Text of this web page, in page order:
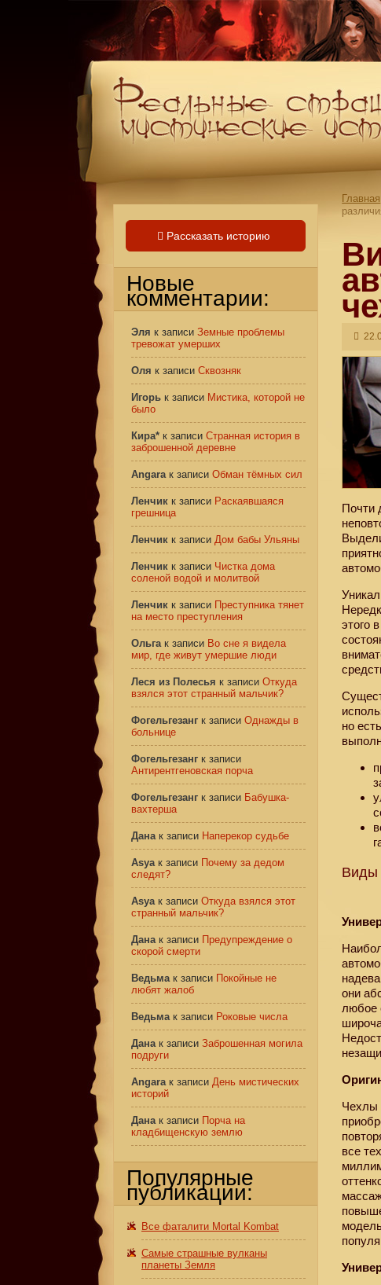
Главная
Почти
этого
но
Виды
они
любое
Чехлы
все
Рассказать историю
Новые
комментарии:
Эля к записи Земные проблемы
тревожат умерших
Оля к записи Сквозняк
Игорь к записи Мистика, которой не
было
Кира* к записи Странная история в
заброшенной деревне
Angaraк записи Обман тёмных сил
Ленчик к записи Раскаявшаяся
грешница
Ленчик к записи Дом бабы Ульяны
Ленчик к записи Чистка дома
соленой водой и молитвой
Ленчик к записи Преступника тянет
на место преступления
Ольгак записи Во сне я видела
мир, где живут умершие люди
Леся из Полесья к записи Откуда
взялся этот странный мальчик?
Фогельгезанг к записи Однажды в
больнице
Фогельгезанг к записи
Антирентгеновская порча
Фогельгезанг к записи Бабушка-
вахтерша
Данак записи Наперекор судьбе
Asyaк записи Почему за дедом
следят?
Asyaк записи Откуда взялся этот
странный мальчик?
Данак записи Предупреждение о
скорой смерти
Ведьмак записи Покойные не
любят жалоб
Ведьмак записи Роковые числа
Данак записи Заброшенная могила
подруги
Angaraк записи День мистических
историй
Данак записи Порча на
кладбищенскую землю
Популярные
публикации:
Все фаталити Mortal Kombat
Самые страшные вулканы
планеты Земля